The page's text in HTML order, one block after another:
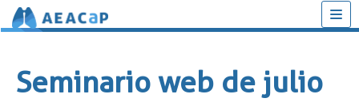
contenido
Seminario web de julio